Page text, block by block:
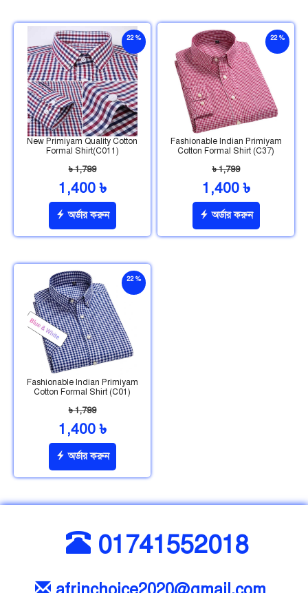
22 %
New Primiyam Quality Cotton
Formal Shirt(C011)
৳ 1,799
1,400 ৳
অর্ডার করুন
22 %
Fashionable Indian Primiyam
Cotton Formal Shirt (C37)
৳ 1,799
1,400 ৳
অর্ডার করুন
22 %
Fashionable Indian Primiyam
Cotton Formal Shirt (C01)
৳ 1,799
1,400 ৳
অর্ডার করুন
01741552018